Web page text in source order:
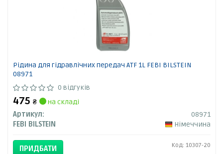
Рідина для гідравлічних передач ATF 1L FEBI BILSTEIN
08971
0 відгуків
475 ₴
на складі
Артикул:
08971
FEBI BILSTEIN
Німеччина
ПРИДБАТИ Код: 10307-20